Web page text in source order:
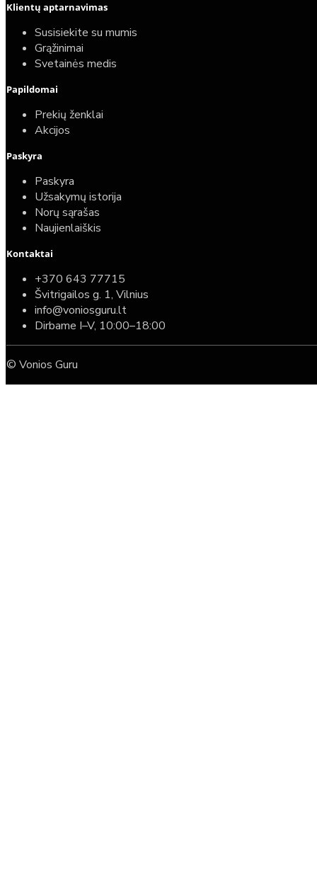
Klientų aptarnavimas
Susisiekite su mumis
Grąžinimai
Svetainės medis
Papildomai
Prekių ženklai
Akcijos
Paskyra
Paskyra
Užsakymų istorija
Norų sąrašas
Naujienlaiškis
Kontaktai
+370 643 77715
Švitrigailos g. 1, Vilnius
info@voniosguru.lt
Dirbame I–V, 10:00–18:00
© Vonios Guru